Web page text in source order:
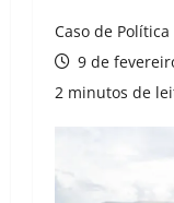
Caso de Política
9 de
2 minutos de